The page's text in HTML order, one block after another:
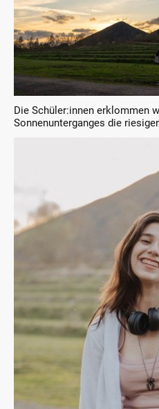
Die Schüler:innen erklommen
Sonnenunterganges die